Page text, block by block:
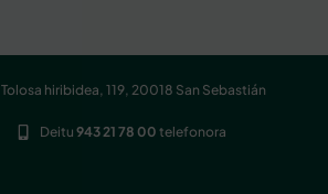
Tolosa hiribidea, 119, 20018 San Sebastián
Deitu943 21 78 00 telefonora